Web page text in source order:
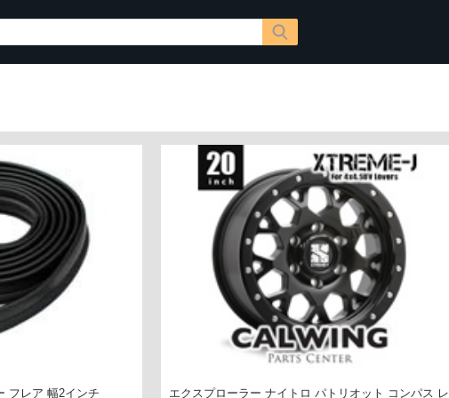
フレア 幅2インチ
エクスプローラー ナイトロ パトリオット コンパス レ